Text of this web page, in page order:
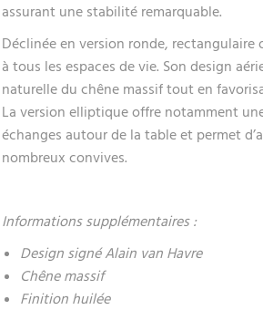
assurant une stabilité remarquable.
Déclinée en version ronde,
à tous les espaces de vie. Son design
naturelle du chêne massif tout en
La version elliptique offre notamment
échanges autour de la table et permet
nombreux convives.
Informations supplémentaires :
Design signé Alain van Havre
Chêne massif
Finition huilée